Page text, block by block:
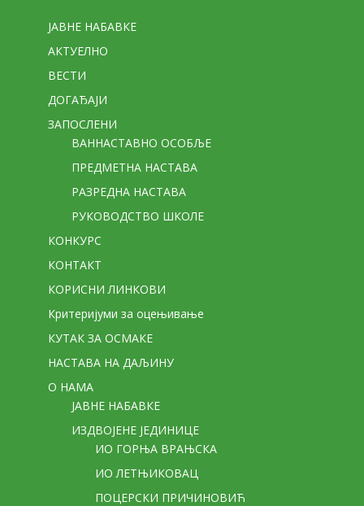
ЈАВНЕ НАБАВКЕ
АКТУЕЛНО
ВЕСТИ
ДОГАЂАЈИ
ЗАПОСЛЕНИ
ВАННАСТАВНО ОСОБЉЕ
ПРЕДМЕТНА НАСТАВА
РАЗРЕДНА НАСТАВА
РУКОВОДСТВО ШКОЛЕ
КОНКУРС
КОНТАКТ
КОРИСНИ ЛИНКОВИ
Критеријуми за оцењивање
КУТАК ЗА ОСМАКЕ
НАСТАВА НА ДАЉИНУ
О НАМА
ЈАВНЕ НАБАВКЕ
ИЗДВОЈЕНЕ ЈЕДИНИЦЕ
ИО ГОРЊА ВРАЊСКА
ИО ЛЕТЊИКОВАЦ
ПОЦЕРСКИ ПРИЧИНОВИЋ